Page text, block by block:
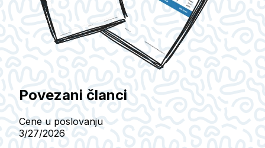
Povezani članci
Cene u poslovanju
3/27/2026